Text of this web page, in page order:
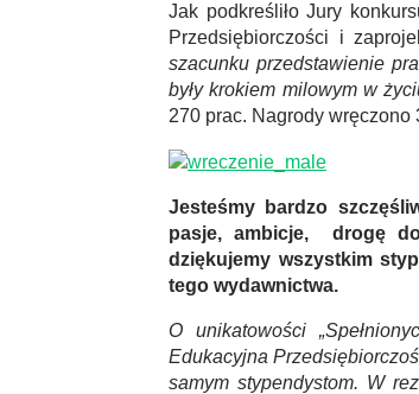
Jak podkreśliło Jury
Przedsiębiorczości i
szacunku przedstawienie
były krokiem milowym w
270 prac. Nagrody
Jesteśmy bardzo
pasje, ambicje, drogę
dziękujemy wszystkim
tego wydawnictwa.
O unikatowości
Edukacyjna
samym stypendystom. W